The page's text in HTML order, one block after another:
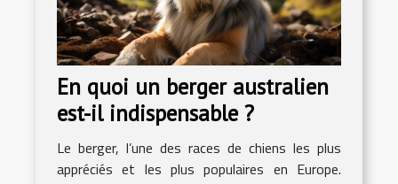
En quoi un berger australien
est-il indispensable ?
Le berger, l’une des races de chiens les plus
appréciés et les plus populaires en Europe.